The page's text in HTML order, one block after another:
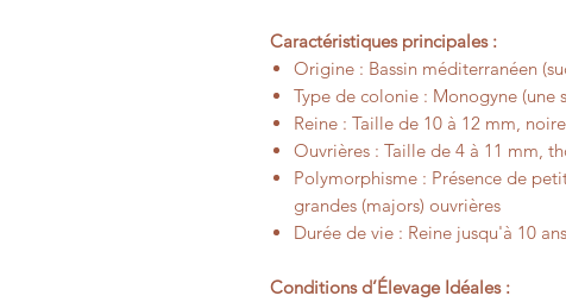
Caractéristiques principales :
Origine : Bassin méditerranéen
Type de colonie : Monogyne (une
Reine : Taille de 10 à 12 mm,
Ouvrières : Taille de 4 à 11 mm,
Polymorphisme : Présence de
grandes (majors) ouvrières
Durée de vie : Reine jusqu'à 10
Conditions d’Élevage Idéales :